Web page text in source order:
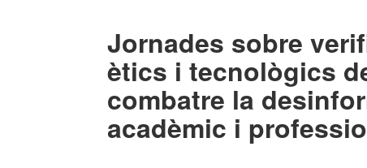
Jornades sobre
ètics i tecnològics
combatre la
acadèmic i